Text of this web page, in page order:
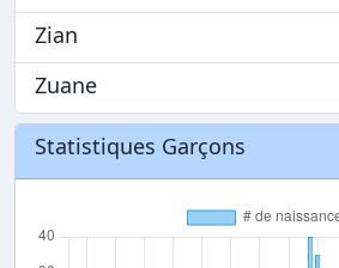
Zian
Zuane
Statistiques Garçons